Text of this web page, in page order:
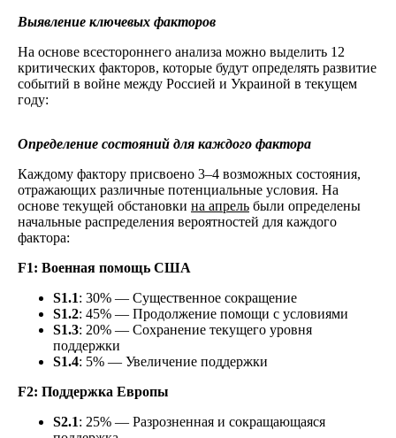
Выявление ключевых факторов
На основе всестороннего анализа можно выделить 12
критических факторов, которые будут определять развитие
событий в войне между Россией и Украиной в текущем
году:
Определение состояний для каждого фактора
Каждому фактору присвоено 3–4 возможных состояния,
отражающих различные потенциальные условия. На
основе текущей обстановки на апрель были определены
начальные распределения вероятностей для каждого
фактора:
F1: Военная помощь США
S1.1: 30% — Существенное сокращение
S1.2: 45% — Продолжение помощи с условиями
S1.3: 20% — Сохранение текущего уровня
поддержки
S1.4: 5% — Увеличение поддержки
F2: Поддержка Европы
S2.1: 25% — Разрозненная и сокращающаяся